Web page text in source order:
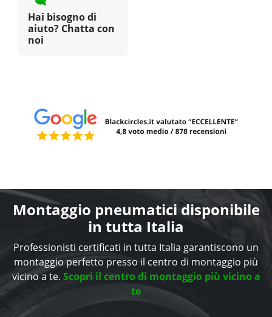
Hai bisogno di
aiuto? Chatta con
noi
Montaggio pneumatici disponibile
in tutta Italia
Professionisti certificati in tutta Italia garantiscono un
montaggio perfetto presso il centro di montaggio più
vicino a te. Scopri il centro di montaggio più vicino a
te